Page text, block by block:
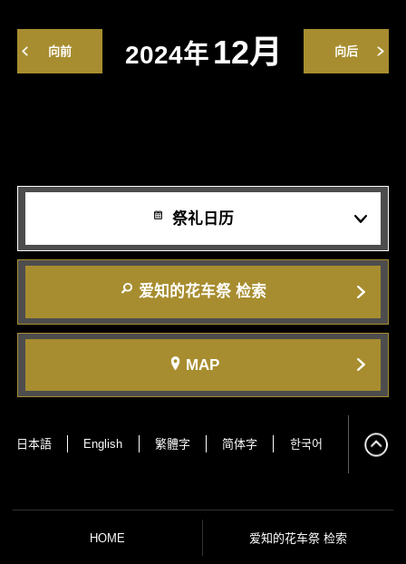
向前 向后
2024年 12月
祭礼日历
爱知的花车祭 检索
MAP
日本語 English 繁體字 简体字 한국어
HOME 爱知的花车祭 检索